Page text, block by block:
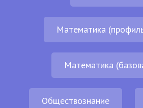
Математика
Математика
Обществознание